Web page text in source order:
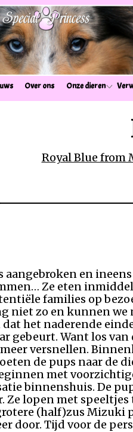
Over ons Onze dieren
Royal Blue from
aangebroken en
Ze eten
families op
niet zo en kunnen we
het naderende
gebeurt. Want los
versnellen.
de pups naar de
met
binnenshuis. De
Ze lopen met
(half)zus Mizuki
door. Tijd voor de